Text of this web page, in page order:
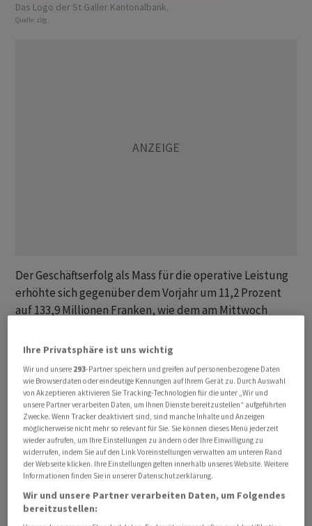
Das Logo der St.Galler Kantonalbank.
Quelle: zVg
Der Geschäftserfolg als Mass für die operative Leistung
erhöhte sich gegenüber dem Vorjahr um 11,2 Prozent
auf 133,9 Millionen Franken, wie dem am Mittwoch
entnehmen ist. Unter dem Strich resultierte ein
Reingewinn von 114,1 Millionen Franken (+13,6
Prozent). Bei den Kundenausleihungen legte das
Finanzinstitut allerdings wegen Bereinigungen bei
Immobilienpositionen langsamer zu als noch im Vorjahr.
Sämtliche Ertragspfeiler stärker
Insgesamt konnte das Ostschweizer Staatsinstitut
einen Geschäftsertrag von 301,8 Millionen Franken (+9,8
Prozent) erwirtschaften, wobei sämtliche Ertragspfeiler
Ihre Privatsphäre ist uns wichtig
Wir und unsere 293-Partner speichern und greifen auf personenbezogene Daten
wie Browserdaten oder eindeutige Kennungen auf Ihrem Gerät zu. Durch Auswahl
von Akzeptieren aktivieren Sie Tracking-Technologien für die unter „Wir und
unsere Partner verarbeiten Daten, um Ihnen Dienste bereitzustellen“ aufgeführten
Zwecke. Wenn Tracker deaktiviert sind, sind manche Inhalte und Anzeigen
möglicherweise nicht mehr so relevant für Sie. Sie können dieses Menü jederzeit
wieder aufrufen, um Ihre Einstellungen zu ändern oder Ihre Einwilligung zu
widerrufen, indem Sie auf den Link Voreinstellungen verwalten am unteren Rand
der Webseite klicken. Ihre Einstellungen gelten innerhalb unseres Website. Weitere
Informationen finden Sie in unserer Datenschutzerklärung.
Wir und unsere Partner verarbeiten Daten, um Folgendes
bereitzustellen: